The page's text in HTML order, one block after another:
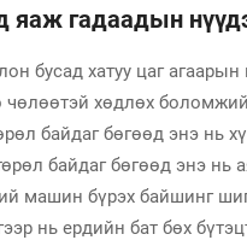
гадаадын
бусад хатуу цаг
хөдлөх
байдаг бөгөөд энэ
байдаг бөгөөд энэ
машин бүрэх байшинг
нь ердийн бат бөх